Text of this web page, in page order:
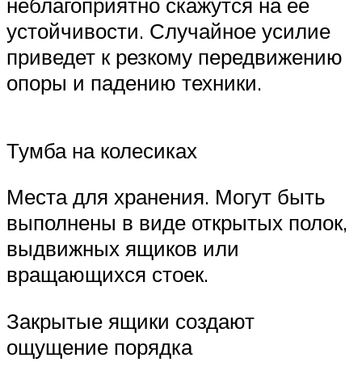
устойчивости. Случайное усилие
приведет к резкому передвижению
опоры и падению техники.
Тумба на колесиках
Места для хранения. Могут быть
выполнены в виде открытых полок,
выдвижных ящиков или
вращающихся стоек.
Закрытые ящики создают
ощущение порядка